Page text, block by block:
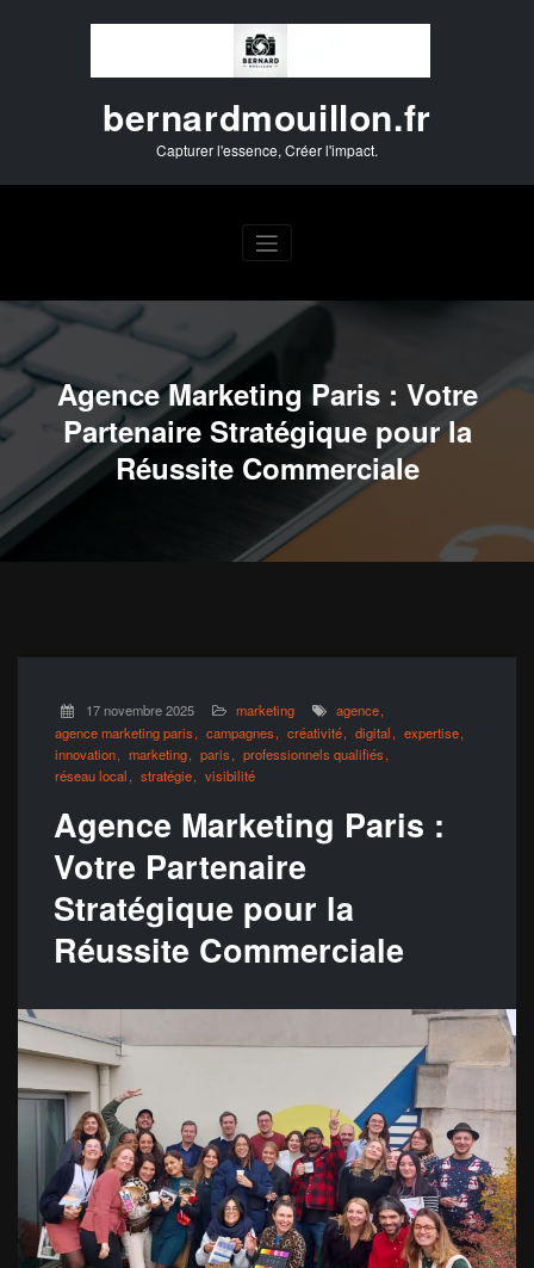
bernardmouillon.fr
Capturer l'essence, Créer l'impact.
Agence Marketing Paris : Votre
Partenaire Stratégique pour la
Réussite Commerciale
17 novembre 2025 marketing
agence
agence marketing paris
campagnes créativité digital
expertise
innovation
marketing paris
professionnels qualifiés
réseau local
stratégie visibilité
Agence Marketing Paris :
Votre Partenaire
Stratégique pour la
Réussite Commerciale